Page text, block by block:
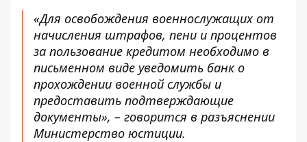
«Для освобождения военнослужащих от
начисления штрафов, пени и процентов
за пользование кредитом необходимо в
письменном виде уведомить банк о
прохождении военной службы и
предоставить подтверждающие
документы», – говорится в разъяснении
Министерство юстиции.